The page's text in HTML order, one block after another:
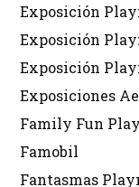
Exposición
Exposición
Exposición
Exposiciones
Family Fun
Famobil
Fantasmas